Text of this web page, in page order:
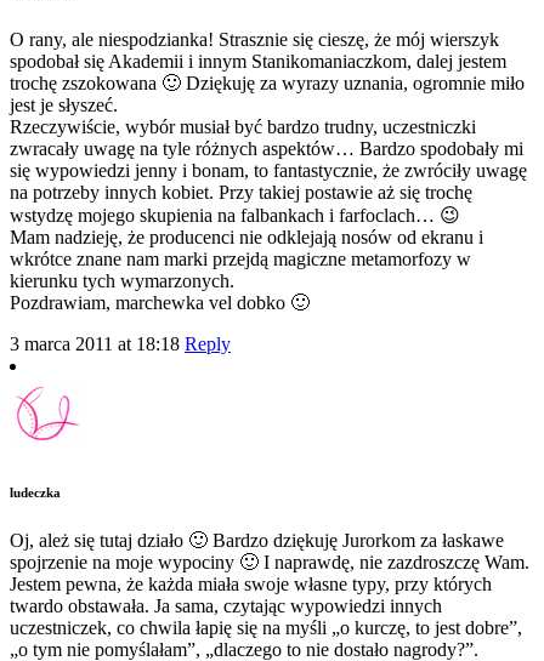
O rany, ale niespodzianka! Strasznie się cieszę, że mój wierszyk
spodobał się Akademii i innym Stanikomaniaczkom, dalej jestem
trochę zszokowana 🙂 Dziękuję za wyrazy uznania, ogromnie miło
jest je słyszeć.
Rzeczywiście, wybór musiał być bardzo trudny, uczestniczki
zwracały uwagę na tyle różnych aspektów… Bardzo spodobały mi
się wypowiedzi jenny i bonam, to fantastycznie, że zwróciły uwagę
na potrzeby innych kobiet. Przy takiej postawie aż się trochę
wstydzę mojego skupienia na falbankach i farfoclach… 😉
Mam nadzieję, że producenci nie odklejają nosów od ekranu i
wkrótce znane nam marki przejdą magiczne metamorfozy w
kierunku tych wymarzonych.
Pozdrawiam, marchewka vel dobko 🙂
3 marca 2011 at 18:18 Reply
ludeczka
Oj, ależ się tutaj działo 🙂 Bardzo dziękuję Jurorkom za łaskawe
spojrzenie na moje wypociny 🙂 I naprawdę, nie zazdroszczę Wam.
Jestem pewna, że każda miała swoje własne typy, przy których
twardo obstawała. Ja sama, czytając wypowiedzi innych
uczestniczek, co chwila łapię się na myśli „o kurczę, to jest dobre”,
„o tym nie pomyślałam”, „dlaczego to nie dostało nagrody?”.